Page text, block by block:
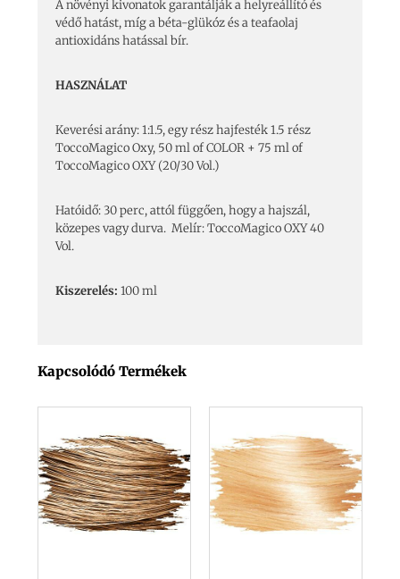
A növényi kivonatok garantálják a helyreállító és
védő hatást, míg a béta-glükóz és a teafaolaj
antioxidáns hatással bír.
HASZNÁLAT
Keverési arány: 1:1.5, egy rész hajfesték 1.5 rész
ToccoMagico Oxy, 50 ml of COLOR + 75 ml of
ToccoMagico OXY (20/30 Vol.)
Hatóidő: 30 perc, attól függően, hogy a hajszál,
közepes vagy durva. Melír: ToccoMagico OXY 40
Vol.
Kiszerelés:100 ml
Kapcsolódó Termékek